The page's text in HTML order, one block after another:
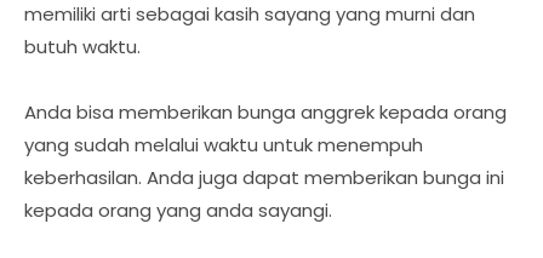
memiliki arti sebagai kasih sayang yang murni dan
butuh waktu.
Anda bisa memberikan bunga anggrek kepada orang
yang sudah melalui waktu untuk menempuh
keberhasilan. Anda juga dapat memberikan bunga ini
kepada orang yang anda sayangi.